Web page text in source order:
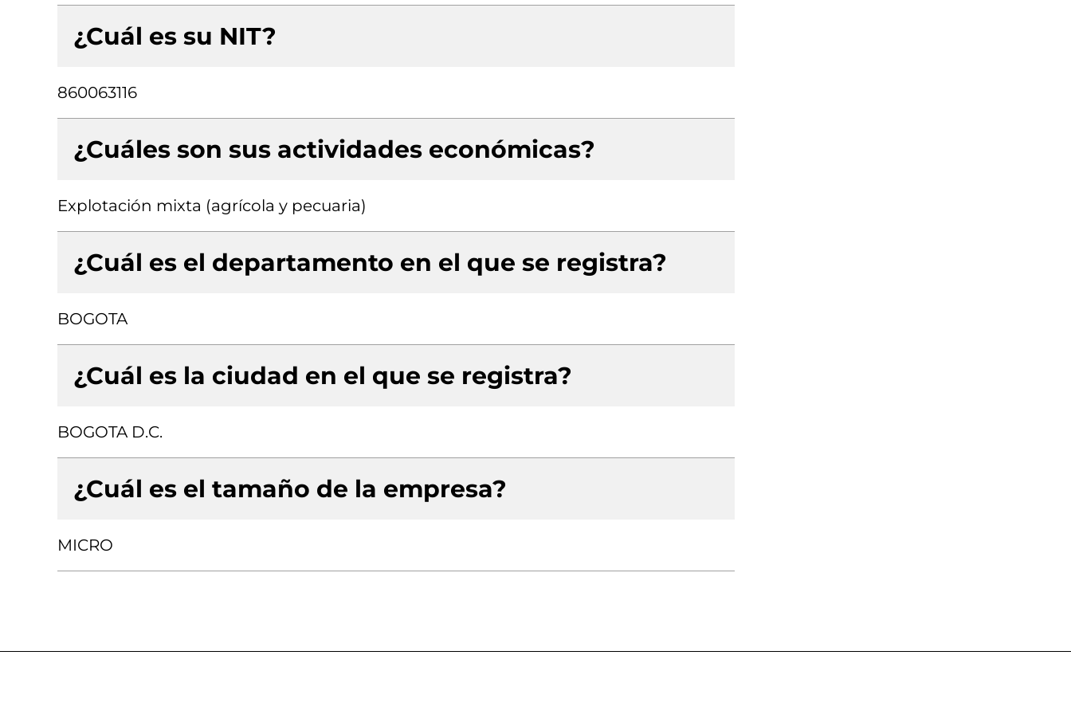
¿Cuál es su NIT?
860063116
¿Cuáles son sus actividades económicas?
Explotación mixta (agrícola y pecuaria)
¿Cuál es el departamento en el que se registra?
BOGOTA
¿Cuál es la ciudad en el que se registra?
BOGOTA D.C.
¿Cuál es el tamaño de la empresa?
MICRO